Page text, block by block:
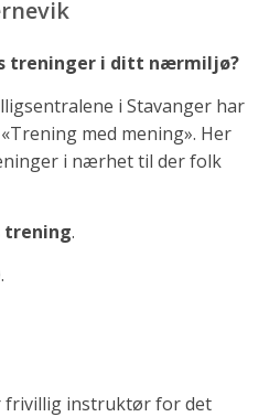
treninger i ditt nærmiljø?
i Stavanger har
med mening». Her
i nærhet til der folk
trening.
frivillig instruktør for det